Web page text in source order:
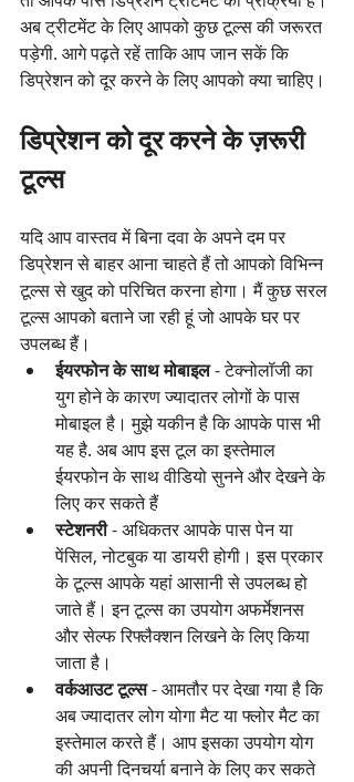
अब ट्रीटमेंट के लिए आपको कुछ टूल्स की जरूरत
पड़ेगी. आगे पढ़ते रहें ताकि आप जान सकें कि
डिप्रेशन को दूर करने के लिए आपको क्या चाहिए।
डिप्रेशन को दूर करने के ज़रूरी
टूल्स
यदि आप वास्तव में बिना दवा के अपने दम पर
डिप्रेशन से बाहर आना चाहते हैं तो आपको विभिन्न
टूल्स से खुद को परिचित करना होगा। मैं कुछ सरल
टूल्स आपको बताने जा रही हूं जो आपके घर पर
उपलब्ध हैं।
ईयरफोन के साथ मोबाइल - टेक्नोलॉजी का
युग होने के कारण ज्यादातर लोगों के पास
मोबाइल है। मुझे यकीन है कि आपके पास भी
यह है. अब आप इस टूल का इस्तेमाल
ईयरफोन के साथ वीडियो सुनने और देखने के
लिए कर सकते हैं
स्टेशनरी - अधिकतर आपके पास पेन या
पेंसिल, नोटबुक या डायरी होगी। इस प्रकार
के टूल्स आपके यहां आसानी से उपलब्ध हो
जाते हैं। इन टूल्स का उपयोग अफर्मेशनस
और सेल्फ रिफ्लैक्शन लिखने के लिए किया
जाता है।
वर्कआउट टूल्स - आमतौर पर देखा गया है कि
अब ज्यादातर लोग योगा मैट या फ्लोर मैट का
इस्तेमाल करते हैं। आप इसका उपयोग योग
की अपनी दिनचर्या बनाने के लिए कर सकते